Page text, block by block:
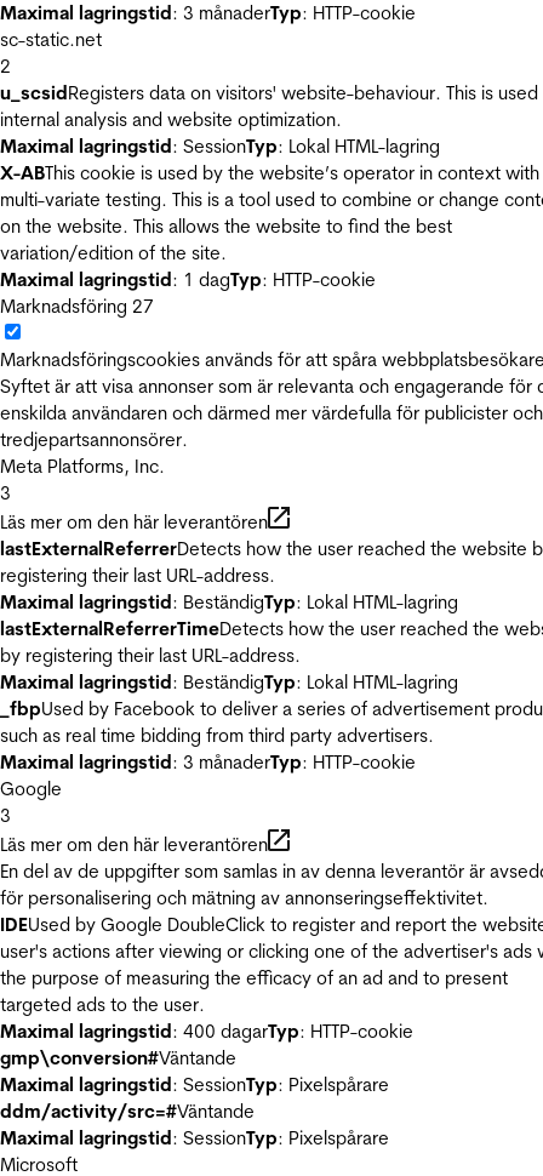
Maximal lagringstid: 3 månaderTyp: HTTP-cookie
sc-static.net
2
u_scsidRegisters data on visitors' website-behaviour. This is
internal analysis and website optimization.
Maximal lagringstid: SessionTyp: Lokal HTML-lagring
X-ABThis cookie is used by the website’s operator in context with
multi-variate testing. This is a tool used to combine or change
on the website. This allows the website to find the best
variation/edition of the site.
Maximal lagringstid: 1 dagTyp: HTTP-cookie
Marknadsföring 27
Marknadsföringscookies används för att spåra
Syftet är att visa annonser som är relevanta och engagerande för
enskilda användaren och därmed mer värdefulla för publicister och
tredjepartsannonsörer.
Meta Platforms, Inc.
3
Läs mer om den här leverantören
lastExternalReferrerDetects how the user reached the website
registering their last URL-address.
Maximal lagringstid: BeständigTyp: Lokal HTML-lagring
lastExternalReferrerTimeDetects how the user reached the
by registering their last URL-address.
Maximal lagringstid: BeständigTyp: Lokal HTML-lagring
_fbpUsed by Facebook to deliver a series of advertisement
such as real time bidding from third party advertisers.
Maximal lagringstid: 3 månaderTyp: HTTP-cookie
Google
3
Läs mer om den här leverantören
En del av de uppgifter som samlas in av denna leverantör är
för personalisering och mätning av annonseringseffektivitet.
IDEUsed by Google DoubleClick to register and report the
user's actions after viewing or clicking one of the advertiser's ads
the purpose of measuring the efficacy of an ad and to present
targeted ads to the user.
Maximal lagringstid: 400 dagarTyp: HTTP-cookie
gmp\conversion#Väntande
Maximal lagringstid: SessionTyp: Pixelspårare
ddm/activity/src=#Väntande
Maximal lagringstid: SessionTyp: Pixelspårare
Microsoft